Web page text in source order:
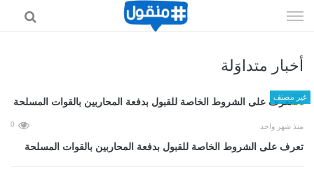
الى
أخبار متداوَلة
غير مصنف
منذ شهر واحد 0
تعرف على الشروط الخاصة للقبول بدفعة المحاربين بالقوات المسلحة